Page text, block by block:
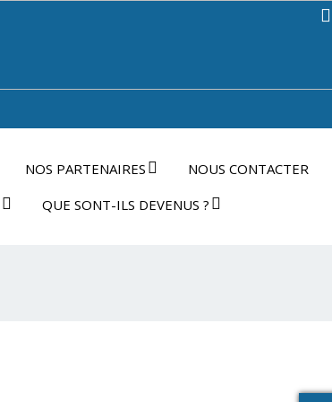
NOS PARTENAIRES NOUS CONTACTER
QUE SONT-ILS DEVENUS ?